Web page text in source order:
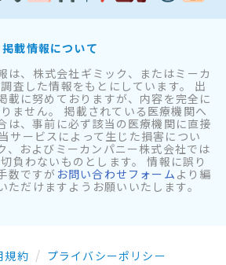
掲載情報について
は、株式会社ギミック、またはミーカ
査した情報をもとにしています。 出
載に努めておりますが、内容を完全に
ません。 掲載されている医療機関へ
は、事前に必ず該当の医療機関に直接
サービスによって生じた損害につい
、およびミーカンパニー株式会社では
負わないものとします。 情報に誤り
数ですが お問い合わせフォーム より編
ただけますようお願いいたします。
規約
プライバシーポリシー